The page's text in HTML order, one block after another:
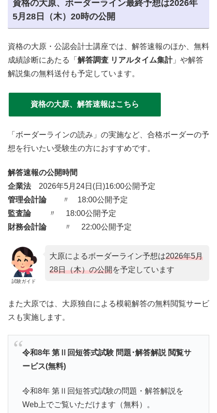
資格の大原、ボーダーライン最終予想は2026年
5月28日（木）20時の公開
資格の大原・公認会計士講座では、解答速報のほか、無料
成績診断にあたる「 解答調査 リアルタイム集計」や解答
解説集の無料送付も予定しています。
資格の大原、解答速報はこちら
「ボーダーラインの読み」の実施など、合格ボーダーの予
想を行いたい受験生の方におすすめです。
解答速報の公開時間
企業法2026年5月24日(日)16:00公開予定
管理会計論〃 18:00公開予定
監査論〃 18:00公開予定
財務会計論〃 22:00公開予定
試験ガイド
大原によるボーダーライン予想は2026年5月
28日（木）の公開を予定しています
また大原では、大原独自による模範解答の無料閲覧サービ
スも実施します。
令和8年 第Ⅱ回短答式試験 問題･解答解説 閲覧サ
ービス(無料)
令和8年 第Ⅱ回短答式試験の問題・解答解説を
Web上でご覧いただけます（無料）。